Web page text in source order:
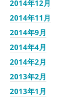
2014年12月
2014年11月
2014年9月
2014年4月
2014年2月
2013年2月
2013年1月